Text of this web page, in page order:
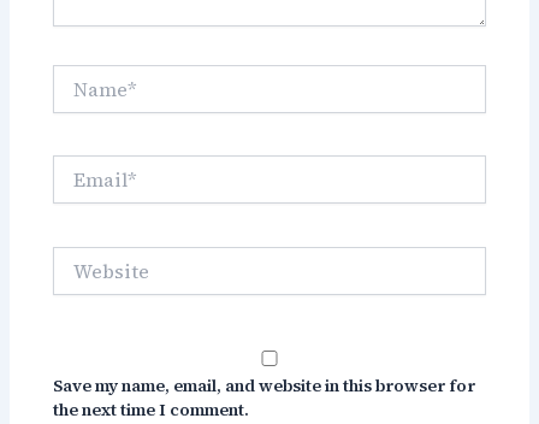
Save my name, email, and website in this browser for
the next time I comment.